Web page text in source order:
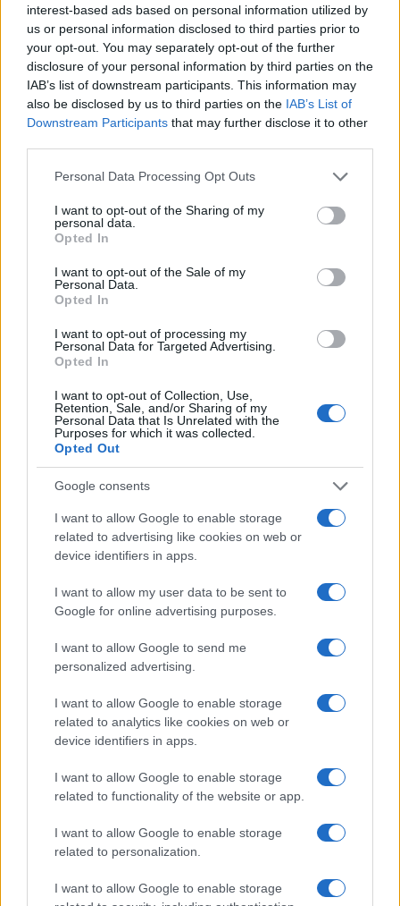
interest-based ads based on personal information utilized by
us or personal information disclosed to third parties prior to
your opt-out. You may separately opt-out of the further
disclosure of your personal information by third parties on the
IAB’s list of downstream participants. This information may
also be disclosed by us to third parties on the IAB’s List of
Downstream Participants that may further disclose it to other
Please note that this website/app uses one or more Google
not limited to your visit or usage behaviour. You may click to
grant or deny consent to Google and its third-party tags to
use your data for below specified purposes in below Google
consent section.
Personal Data Processing Opt Outs
I want to opt-out of the Sharing of my
personal data.
Opted In
I want to opt-out of the Sale of my
Personal Data.
Opted In
I want to opt-out of processing my
Personal Data for Targeted Advertising.
Opted In
I want to opt-out of Collection, Use,
Retention, Sale, and/or Sharing of my
Personal Data that Is Unrelated with the
Purposes for which it was collected.
Opted Out
Google consents
I want to allow Google to enable storage
related to advertising like cookies on web or
device identifiers in apps.
I want to allow my user data to be sent to
Google for online advertising purposes.
I want to allow Google to send me
personalized advertising.
I want to allow Google to enable storage
related to analytics like cookies on web or
device identifiers in apps.
I want to allow Google to enable storage
related to functionality of the website or app.
I want to allow Google to enable storage
related to personalization.
I want to allow Google to enable storage
Continua a leggere
NEWS
Andrea Innocenti · 7 Ago 2026
Petrolio in calo: Brent a 88.9 dollari, ribassi diffusi tra le
materie prime
Andrea Innocenti · 6 Ago 2026